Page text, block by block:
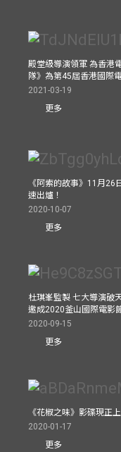
殿堂級導演領軍 為香港
隊》為第45屆香港國際
2021-03-19
更多
《阿索的故事》11月26
速出爐！
2020-10-07
更多
杜琪峯監製 七大導演破
邀成2020釜山國際電影
2020-09-15
更多
《花椒之味》影碟現正
2020-01-17
更多